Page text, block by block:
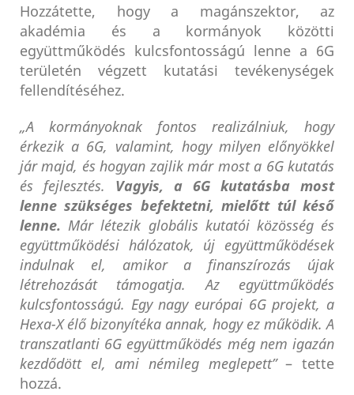
Hozzátette, hogy a magánszektor, az
akadémia és a kormányok közötti
együttműködés kulcsfontosságú lenne a 6G
területén végzett kutatási tevékenységek
fellendítéséhez.
„A kormányoknak fontos realizálniuk, hogy
érkezik a 6G, valamint, hogy milyen előnyökkel
jár majd, és hogyan zajlik már most a 6G kutatás
és fejlesztés. Vagyis, a 6G kutatásba most
lenne szükséges befektetni, mielőtt túl késő
lenne. Már létezik globális kutatói közösség és
együttműködési hálózatok, új együttműködések
indulnak el, amikor a finanszírozás újak
létrehozását támogatja. Az együttműködés
kulcsfontosságú. Egy nagy európai 6G projekt, a
Hexa-X élő bizonyítéka annak, hogy ez működik.A
transzatlanti 6G együttműködés még nem igazán
kezdődött el, ami némileg meglepett”– tette
hozzá.